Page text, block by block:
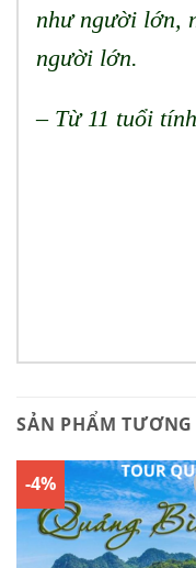
như người lớn,
người lớn.
– Từ 11 tuổi
SẢN PHẨM
-4%